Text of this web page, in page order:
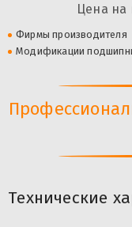
Цена на
Фирмы производителя
Модификации
Технические